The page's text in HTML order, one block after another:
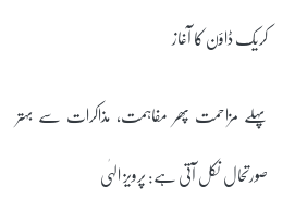
کریک ڈاؤن کا آغاز
پہلے مزاحمت پھر مفاہمت، مذاکرات سے بہتر
صورتحال نکل آتی ہے: پرویز الہٰی